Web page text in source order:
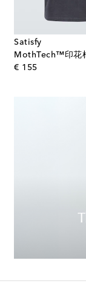
Satisfy
MothTech™印花
€ 155original